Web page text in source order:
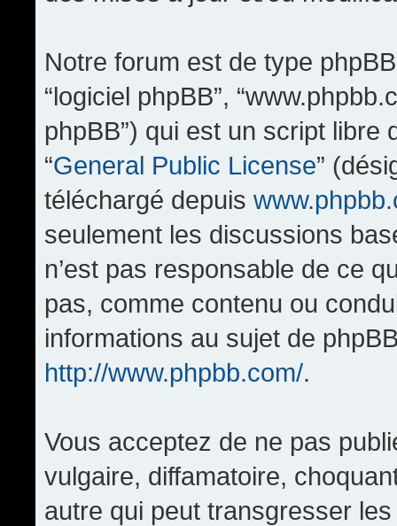
Notre forum est de type phpBB
“logiciel phpBB”,
phpBB”) qui est un script
“General Public License”
téléchargé depuis
seulement les discussions
n’est pas responsable de ce
pas, comme contenu ou
informations au sujet de
http://www.phpbb.com/.
Vous acceptez de ne pas
vulgaire, diffamatoire,
autre qui peut transgresser